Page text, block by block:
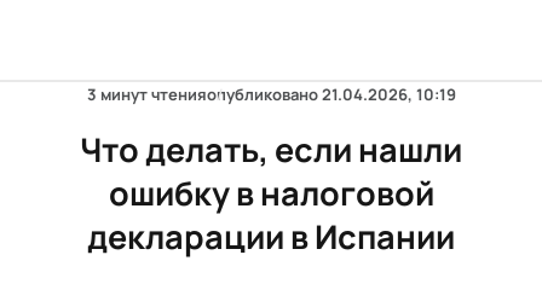
3 минут чтенияопубликовано21.04.2026, 10:19
Что делать, если нашли
ошибку в налоговой
декларации в Испании